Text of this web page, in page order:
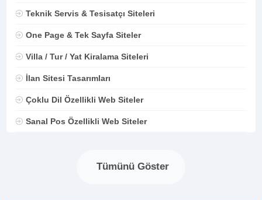
Teknik Servis & Tesisatçı Siteleri
One Page & Tek Sayfa Siteler
Villa / Tur / Yat Kiralama Siteleri
İlan Sitesi Tasarımları
Çoklu Dil Özellikli Web Siteler
Sanal Pos Özellikli Web Siteler
Tümünü Göster